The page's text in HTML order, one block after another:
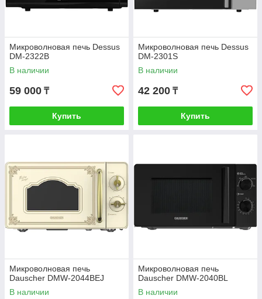
Микроволновая печь Dessus
DM-2322B
В наличии
59 000 ₸
Купить
Микроволновая печь Dessus
DM-2301S
В наличии
42 200 ₸
Купить
Микроволновая печь
Dauscher DMW-2044BEJ
В наличии
Микроволновая печь
Dauscher DMW-2040BL
В наличии